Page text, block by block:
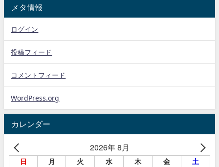
メタ情報
ログイン
投稿フィード
コメントフィード
WordPress.org
カレンダー
2026年 8月
日 月 火 水 木 金 土